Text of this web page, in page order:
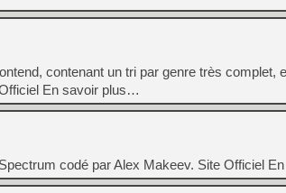
[GK] Minecraft et ses «
[GK] Beast of
[GK] Ubisoft : fin de partie
[GK] Mémoire cash -
[GK] Dan Houser (GTA)
[GK] Comment EA Sports
[GK] Crimson Moon : un
[GK] Isle of Reveries : le
contenant un tri par genre très complet,
En savoir plus…
codé par Alex Makeev. Site Officiel